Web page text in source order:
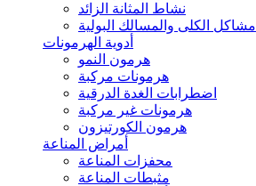
نشاط المثانة الزائد
مشاكل الكلى والمسالك البولية
أدوية الهرمونات
هرمون النمو
هرمونات مركبة
اضطرابات الغدة الدرقية
هرمونات غير مركبة
هرمون الكورتيزون
أمراض المناعة
محفزات المناعة
مثبطات المناعة